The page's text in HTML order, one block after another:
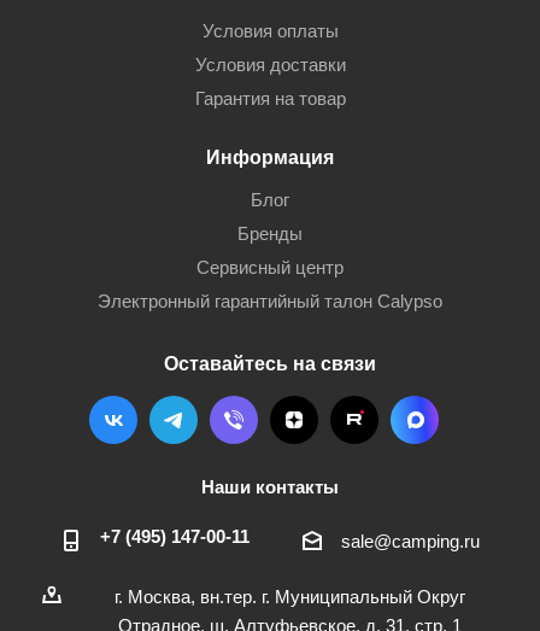
Условия оплаты
Условия доставки
Гарантия на товар
Информация
Блог
Бренды
Сервисный центр
Электронный гарантийный талон Calypso
Оставайтесь на связи
Наши контакты
+7 (495) 147-00-11 sale@camping.ru
г. Москва, вн.тер. г. Муниципальный Округ
Отрадное, ш. Алтуфьевское, д. 31, стр. 1